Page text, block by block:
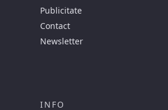
Publicitate
Contact
Newsletter
INFO